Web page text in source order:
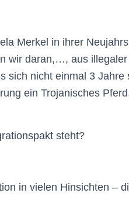
Merkel in ihrer
wir daran,…, aus
sich nicht einmal 3
ein Trojanisches
steht?
in vielen Hinsichten –